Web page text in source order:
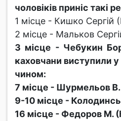
чоловіків приніс такі
1 місце - Кишко Сергій
2 місце - Мальков
3 місце - Чебукин
каховчани виступили
чином:
7 місце - Шурмельов
9-10 місце -
16 місце - Федоров М.